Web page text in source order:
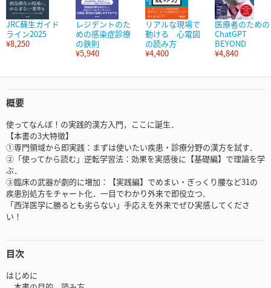
JRC蘇生ガイド
ライン2025
¥8,250
レジデントのた
めの感染症診療
の鉄則
¥5,940
リアルな現場で
動ける 心電図
の読み方
¥4,400
医療者のための
ChatGPT
BEYOND
¥4,840
概要
使ってなんぼ！の実践的漢方入門，ここに誕生．
【本書の3大特徴】
①専門領域から即実践：まずは使いたい疾患・診療分野の漢方を試す．
②「使ってから読む」逆転学習法：効果を実感後に【基礎編】で理論を学
ぶ．
③臨床の武器が劇的に増加：【実践編】でめまい・ぎっくり腰など31の
疾患別処方をチャート化．一目でわかり外来で即役立つ．
「西洋医学に勝るとも劣らない」手応えを外来でぜひ実感してくださ
い！
目次
はじめに